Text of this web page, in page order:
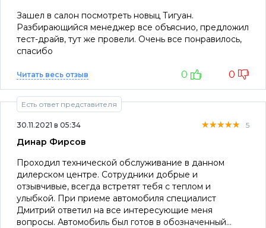
Зашел в салон посмотреть новыц Тигуан.
Разбирающийся менеджер все объяснио, предложил
тест-драйв, тут же провели. Очень все понравилось,
спасибо
Читать весь отзыв 0 0
Есть ответ представителя
30.11.2021 в 05:34 ★★★★★
★★★★★
★★★★★ 5
Динар Фирсов
Проходил технической обслуживание в данном
дилерском центре. Сотрудники добрые и
отзывчивые, всегда встретят тебя с теплом и
улыбкой. При приеме автомобиля специалист
Дмитрий ответил на все интересующие меня
вопросы. Автомобиль был готов в обозначенный